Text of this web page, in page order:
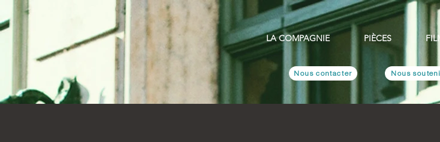
LA COMPAGNIE PIÈCES
Nous contacter Nous